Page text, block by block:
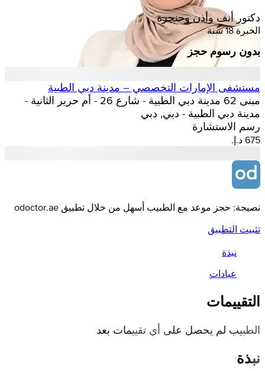
دكتور أنف وأذن وحنجرة
الخبرة 18 سنة
بدون رسوم حجز
مستشفى الإمارات التخصصي – مدينة دبي الطبية
مبنى 62 مدينة دبي الطبية - شارع 26 - أم حرير الثانية -
مدينة دبي الطبية - دبي, دبي
رسم الاستشارة
نصيحة: حجز موعد مع الطبيب أسهل من خلال تطبيق odoctor.ae
تثبيت التطبيق
نبذة
عيادات
التقييمات
الطبيب لم يحصل على أي تقييمات بعد
نبذة